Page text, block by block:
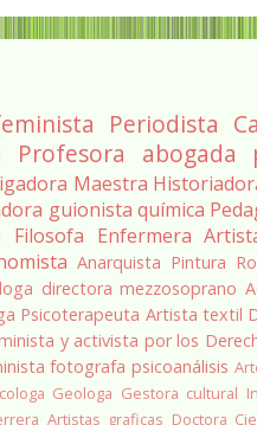
Periodista
Profesora abogada
Maestra
guionista química
Filosofa Enfermera
Anarquista Pintura
directora mezzosoprano
Psicoterapeuta Artista textil
y activista por los
fotografa psicoanálisis
Geologa Gestora cultural
Artistas graficas Doctora